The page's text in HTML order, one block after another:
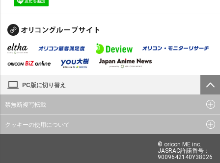
PC版に切り替え
禁無断複写転載
クッキーの使用について
© oricon ME inc.
JASRAC許諾番号：
9009642140Y38026